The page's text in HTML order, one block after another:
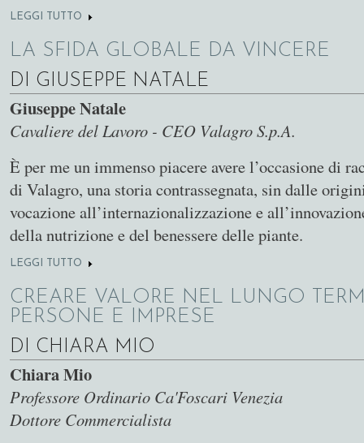
LEGGI TUTTO SU LA TECNOLOGIA DIGITALE PER UN MONDO
LA SFIDA GLOBALE DA VINCERE
DI GIUSEPPE NATALE
Giuseppe Natale
Cavaliere del Lavoro - CEO Valagro S.p.A.
È per me un immenso piacere avere l’occasione di
di Valagro, una storia contrassegnata, sin dalle
vocazione all’internazionalizzazione e
della nutrizione e del benessere delle piante.
LEGGI TUTTO SU LA SFIDA GLOBALE DA VINCERE
CREARE VALORE NEL LUNGO
PERSONE E IMPRESE
DI CHIARA MIO
Chiara Mio
Professore Ordinario Ca'Foscari Venezia
Dottore Commercialista